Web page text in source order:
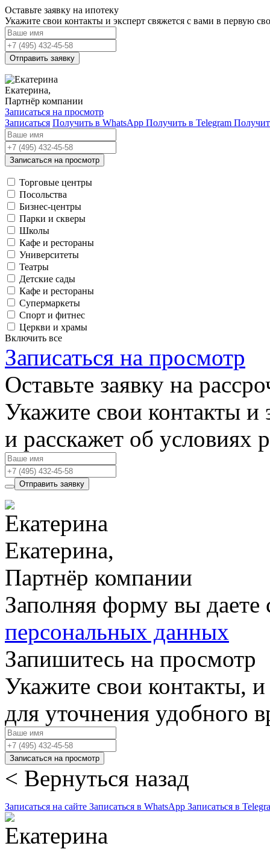
Оставьте заявку на ипотеку
Укажите свои контакты и эксперт свяжется с вами в первую
Отправить заявку
Екатерина,
Партнёр компании
Записаться на просмотр
Записаться Получить в WhatsApp Получить в Telegram
Записаться на просмотр
Торговые центры
Посольства
Бизнес-центры
Парки и скверы
Школы
Кафе и рестораны
Университеты
Театры
Детские сады
Кафе и рестораны
Супермаркеты
Спорт и фитнес
Церкви и храмы
Включить все
Записаться на просмотр
Оставьте заявку на
Укажите свои контакты и
и расскажет об условиях
Отправить заявку
Екатерина,
Партнёр компании
Заполняя форму вы даете
персональных данных
Запишитесь на просмотр
Укажите свои контакты,
для уточнения удобного
Записаться на просмотр
< Вернуться назад
Записаться на сайте Записаться в WhatsApp Записаться в